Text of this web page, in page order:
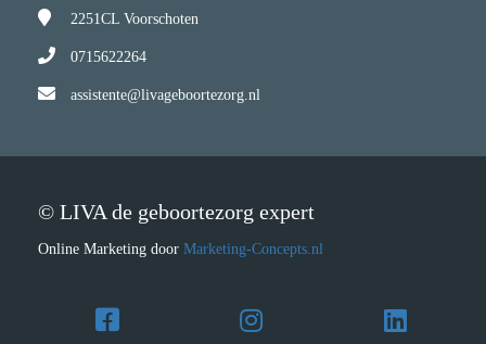
2251CL Voorschoten
0715622264
assistente@livageboortezorg.nl
© LIVA de geboortezorg expert
Online Marketing door Marketing-Concepts.nl